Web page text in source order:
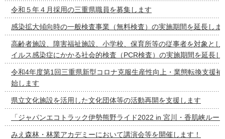
令和５年４月採用の三重県職員を募集します
感染拡大傾向時の一般検査事業（無料検査）の実施期間を延長しま
高齢者施設、障害福祉施設、小学校、保育所等の従事者を対象とし
イルス感染症にかかる社会的検査（PCR検査）の実施期間を延長し
令和4年度第1回三重県新型コロナ克服生産性向上・業態転換支援
始します
県立文化施設を活用した文化団体等の活動再開を支援します
「ジャパンエコトラック伊勢熊野ライド2022 in 宮川・香肌峡ルー
みえ森林・林業アカデミーにおいて講演会等を開催します！